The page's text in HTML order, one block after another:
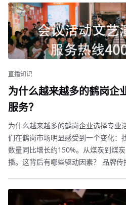
直播知识
为什么越来越多的鹤岗企
服务？
为什么越来越多的鹤岗企业选择专业
们在鹤岗市场明显感受到一个变化：
数量同比增长约150%。从煤炭到煤
播。这背后有哪些驱动因素？ 品牌传